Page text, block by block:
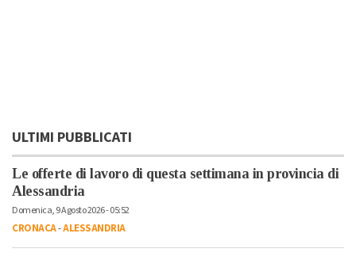
ULTIMI PUBBLICATI
Le offerte di lavoro di questa settimana in provincia di
Alessandria
Domenica, 9 Agosto 2026 - 05:52
CRONACA-ALESSANDRIA